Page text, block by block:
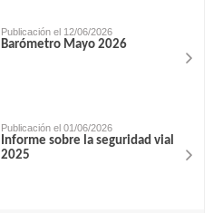
Publicación el 12/06/2026
Barómetro Mayo 2026
Publicación el 01/06/2026
Informe sobre la seguridad vial
2025